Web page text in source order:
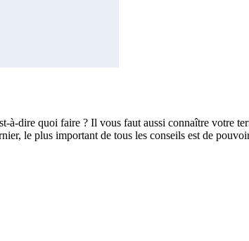
à-dire quoi faire ? Il vous faut aussi connaître votre
le plus important de tous les conseils est de